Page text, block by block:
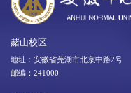
赭山校区
地址：安徽省芜湖市北京中路2号
邮编：241000